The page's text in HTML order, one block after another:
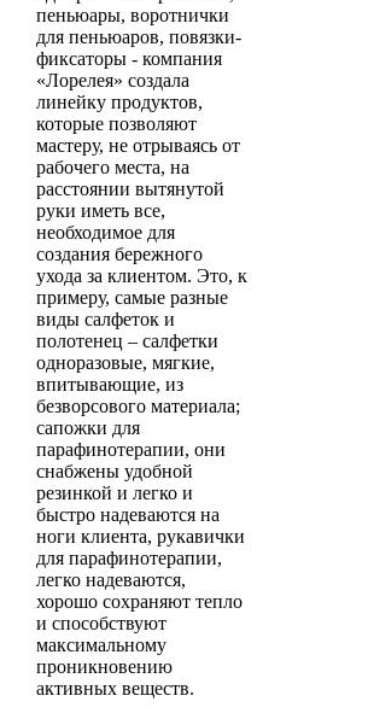
пеньюары, воротнички
для пеньюаров, повязки-
фиксаторы - компания
«Лорелея» создала
линейку продуктов,
которые позволяют
мастеру, не отрываясь от
рабочего места, на
расстоянии вытянутой
руки иметь все,
необходимое для
создания бережного
ухода за клиентом. Это, к
примеру, самые разные
виды салфеток и
полотенец – салфетки
одноразовые, мягкие,
впитывающие, из
безворсового материала;
сапожки для
парафинотерапии, они
снабжены удобной
резинкой и легко и
быстро надеваются на
ноги клиента, рукавички
для парафинотерапии,
легко надеваются,
хорошо сохраняют тепло
и способствуют
максимальному
проникновению
активных веществ.